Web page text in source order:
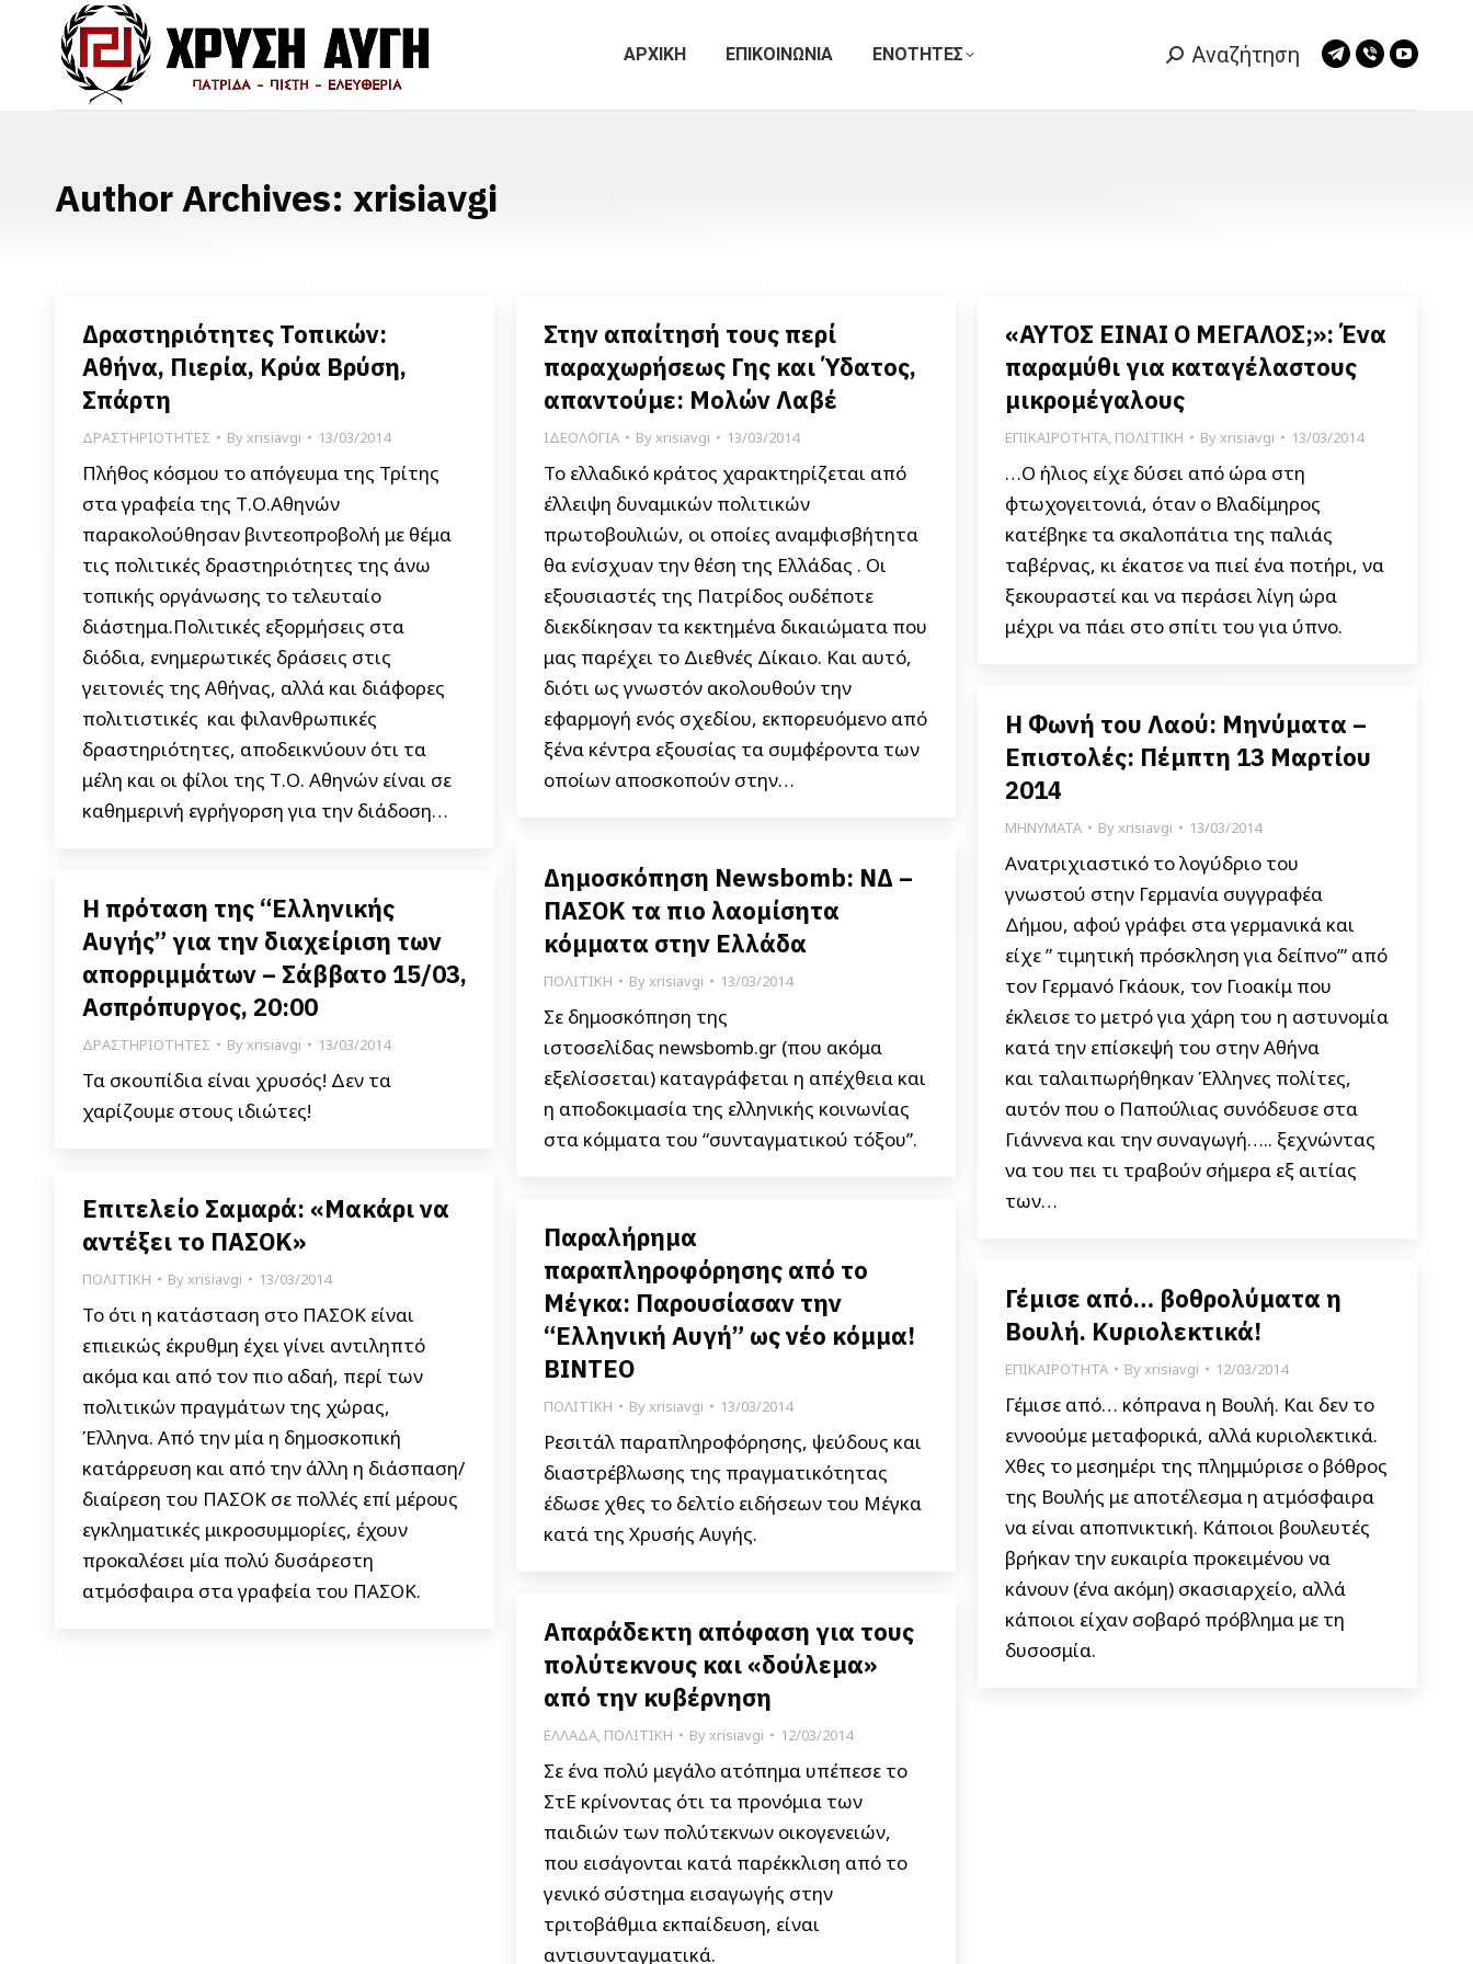
ΑΡΧΙΚΗ ΕΠΙΚΟΙΝΩΝΙΑ ΕΝΟΤΗΤΕΣ Search:
Αναζήτηση
Telegram
Viber
Author Archives: xrisiavgi
Δραστηριότητες Τοπικών:
Αθήνα, Πιερία, Κρύα Βρύση,
Σπάρτη
ΔΡΑΣΤΗΡΙΟΤΗΤΕΣ Byxrisiavgi 13/03/2014
Πλήθος κόσμου το απόγευμα της Τρίτης
στα γραφεία της Τ.Ο.Αθηνών
παρακολούθησαν βιντεοπροβολή με θέμα
τις πολιτικές δραστηριότητες της άνω
τοπικής οργάνωσης το τελευταίο
διάστημα.Πολιτικές εξορμήσεις στα
διόδια, ενημερωτικές δράσεις στις
γειτονιές της Αθήνας, αλλά και διάφορες
πολιτιστικές και φιλανθρωπικές
δραστηριότητες, αποδεικνύουν ότι τα
μέλη και οι φίλοι της Τ.Ο. Αθηνών είναι σε
καθημερινή εγρήγορση για την διάδοση…
Στην απαίτησή τους περί
παραχωρήσεως Γης και Ύδατος,
απαντούμε: Μολών Λαβέ
ΙΔΕΟΛΟΓΙΑ Byxrisiavgi 13/03/2014
Το ελλαδικό κράτος χαρακτηρίζεται από
έλλειψη δυναμικών πολιτικών
πρωτοβουλιών, οι οποίες αναμφισβήτητα
θα ενίσχυαν την θέση της Ελλάδας . Οι
εξουσιαστές της Πατρίδος ουδέποτε
διεκδίκησαν τα κεκτημένα δικαιώματα που
μας παρέχει το Διεθνές Δίκαιο. Και αυτό,
διότι ως γνωστόν ακολουθούν την
εφαρμογή ενός σχεδίου, εκπορευόμενο από
ξένα κέντρα εξουσίας τα συμφέροντα των
οποίων αποσκοπούν στην…
«ΑΥΤΟΣ ΕΙΝΑΙ Ο ΜΕΓΑΛΟΣ;»: Ένα
παραμύθι για καταγέλαστους
μικρομέγαλους
ΕΠΙΚΑΙΡΟΤΗΤΑ, ΠΟΛΙΤΙΚΗ Byxrisiavgi 13/03/2014
…Ο ήλιος είχε δύσει από ώρα στη
φτωχογειτονιά, όταν ο Βλαδίμηρος
κατέβηκε τα σκαλοπάτια της παλιάς
ταβέρνας, κι έκατσε να πιεί ένα ποτήρι, να
ξεκουραστεί και να περάσει λίγη ώρα
μέχρι να πάει στο σπίτι του για ύπνο.
Η Φωνή του Λαού: Μηνύματα –
Επιστολές: Πέμπτη 13 Μαρτίου
2014
ΜΗΝΥΜΑΤΑ Byxrisiavgi 13/03/2014
Ανατριχιαστικό το λογύδριο του
γνωστού στην Γερμανία συγγραφέα
Δήμου, αφού γράφει στα γερμανικά και
είχε ” τιμητική πρόσκληση για δείπνο’” από
τον Γερμανό Γκάουκ, τον Γιοακίμ που
έκλεισε το μετρό για χάρη του η αστυνομία
κατά την επίσκεψή του στην Αθήνα
και ταλαιπωρήθηκαν Έλληνες πολίτες,
αυτόν που ο Παπούλιας συνόδευσε στα
Γιάννενα και την συναγωγή….. ξεχνώντας
να του πει τι τραβούν σήμερα εξ αιτίας
των…
Δημοσκόπηση Newsbomb: ΝΔ –
ΠΑΣΟΚ τα πιο λαομίσητα
κόμματα στην Ελλάδα
ΠΟΛΙΤΙΚΗ Byxrisiavgi 13/03/2014
Σε δημοσκόπηση της
ιστοσελίδας newsbomb.gr (που ακόμα
εξελίσσεται) καταγράφεται η απέχθεια και
η αποδοκιμασία της ελληνικής κοινωνίας
στα κόμματα του “συνταγματικού τόξου”.
Η πρόταση της “Ελληνικής
Αυγής” για την διαχείριση των
απορριμμάτων – Σάββατο 15/03,
Ασπρόπυργος, 20:00
ΔΡΑΣΤΗΡΙΟΤΗΤΕΣ Byxrisiavgi 13/03/2014
Τα σκουπίδια είναι χρυσός! Δεν τα
χαρίζουμε στους ιδιώτες!
Επιτελείο Σαμαρά: «Μακάρι να
αντέξει το ΠΑΣΟΚ»
ΠΟΛΙΤΙΚΗ Byxrisiavgi 13/03/2014
Το ότι η κατάσταση στο ΠΑΣΟΚ είναι
επιεικώς έκρυθμη έχει γίνει αντιληπτό
ακόμα και από τον πιο αδαή, περί των
πολιτικών πραγμάτων της χώρας,
Έλληνα. Από την μία η δημοσκοπική
κατάρρευση και από την άλλη η διάσπαση/
διαίρεση του ΠΑΣΟΚ σε πολλές επί μέρους
εγκληματικές μικροσυμμορίες, έχουν
προκαλέσει μία πολύ δυσάρεστη
ατμόσφαιρα στα γραφεία του ΠΑΣΟΚ.
Παραλήρημα
παραπληροφόρησης από το
Μέγκα: Παρουσίασαν την
“Ελληνική Αυγή” ως νέο κόμμα!
ΒΙΝΤΕΟ
ΠΟΛΙΤΙΚΗ Byxrisiavgi 13/03/2014
Ρεσιτάλ παραπληροφόρησης, ψεύδους και
διαστρέβλωσης της πραγματικότητας
έδωσε χθες το δελτίο ειδήσεων του Μέγκα
κατά της Χρυσής Αυγής.
Γέμισε από… βοθρολύματα η
Βουλή. Κυριολεκτικά!
ΕΠΙΚΑΙΡΟΤΗΤΑ Byxrisiavgi 12/03/2014
Γέμισε από… κόπρανα η Βουλή. Και δεν το
εννοούμε μεταφορικά, αλλά κυριολεκτικά.
Χθες το μεσημέρι της πλημμύρισε ο βόθρος
της Βουλής με αποτέλεσμα η ατμόσφαιρα
να είναι αποπνικτική. Κάποιοι βουλευτές
βρήκαν την ευκαιρία προκειμένου να
κάνουν (ένα ακόμη) σκασιαρχείο, αλλά
κάποιοι είχαν σοβαρό πρόβλημα με τη
δυσοσμία.
Απαράδεκτη απόφαση για τους
πολύτεκνους και «δούλεμα»
από την κυβέρνηση
ΕΛΛΑΔΑ, ΠΟΛΙΤΙΚΗ Byxrisiavgi 12/03/2014
Σε ένα πολύ μεγάλο ατόπημα υπέπεσε το
ΣτΕ κρίνοντας ότι τα προνόμια των
παιδιών των πολύτεκνων οικογενειών,
που εισάγονται κατά παρέκκλιση από το
γενικό σύστημα εισαγωγής στην
τριτοβάθμια εκπαίδευση, είναι
αντισυνταγματικά.